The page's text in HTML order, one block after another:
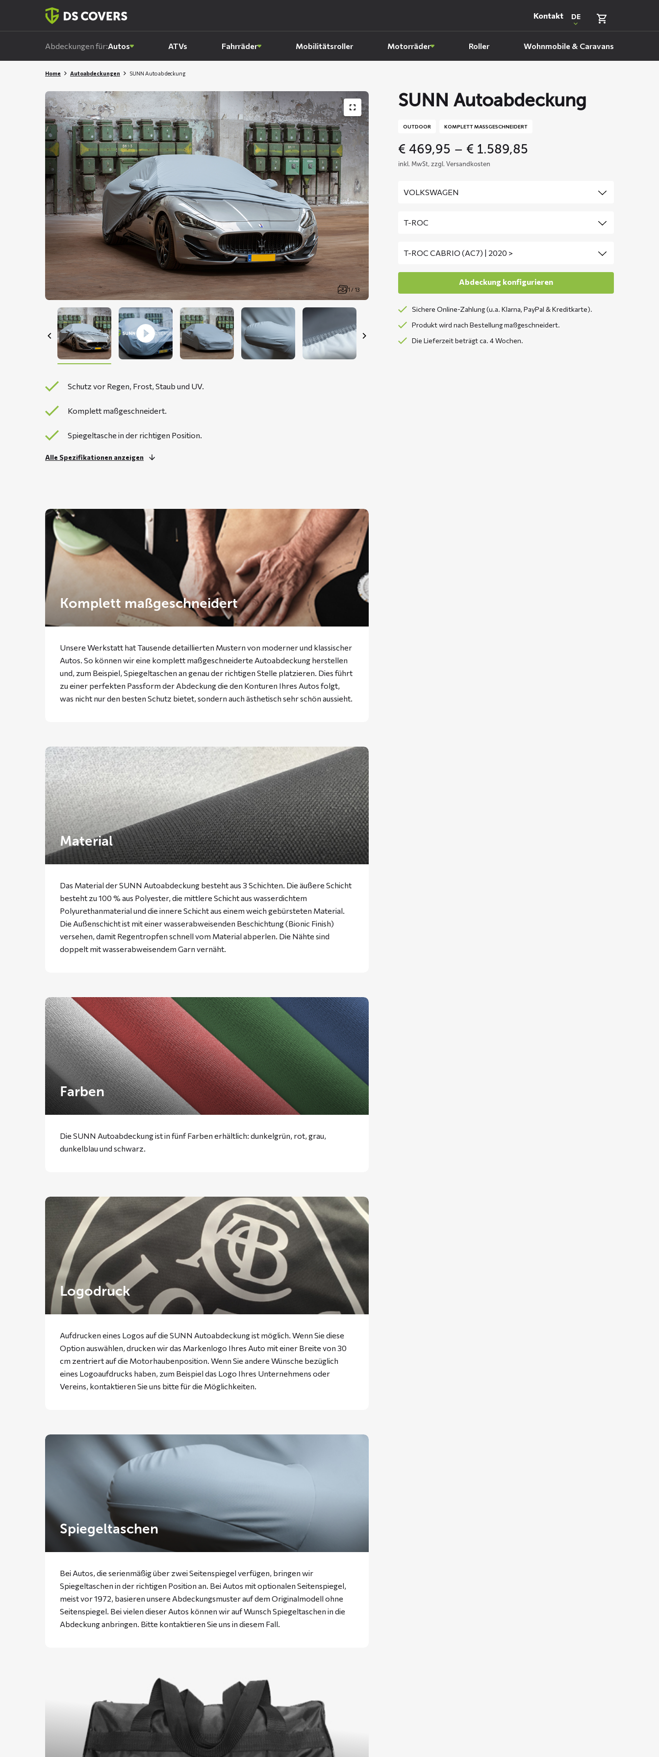
Kontakt
DE
Abdeckungen für:Autos ATVs Fahrräder Mobilitätsroller Motorräder Roller Wohnmobile & Caravans
Home Autoabdeckungen SUNN Autoabdeckung
1 / 13
Schutz vor Regen, Frost, Staub und UV.
Komplett maßgeschneidert.
Spiegeltasche in der richtigen Position.
Alle Spezifikationen anzeigen
SUNN Autoabdeckung
OUTDOOR KOMPLETT MASSGESCHNEIDERT
€ 469,95 – € 1.589,85
inkl. MwSt, zzgl. Versandkosten
Sichere Online-Zahlung (u.a. Klarna, PayPal & Kreditkarte).
Produkt wird nach Bestellung maßgeschneidert.
Die Lieferzeit beträgt ca. 4 Wochen.
Komplett maßgeschneidert
Unsere Werkstatt hat Tausende detaillierten Mustern von moderner und klassischer
Autos. So können wir eine komplett maßgeschneiderte Autoabdeckung herstellen
und, zum Beispiel, Spiegeltaschen an genau der richtigen Stelle platzieren. Dies führt
zu einer perfekten Passform der Abdeckung die den Konturen Ihres Autos folgt,
was nicht nur den besten Schutz bietet, sondern auch ästhetisch sehr schön aussieht.
Material
Das Material der SUNN Autoabdeckung besteht aus 3 Schichten. Die äußere Schicht
besteht zu 100 % aus Polyester, die mittlere Schicht aus wasserdichtem
Polyurethanmaterial und die innere Schicht aus einem weich gebürsteten Material.
Die Außenschicht ist mit einer wasserabweisenden Beschichtung (Bionic Finish)
versehen, damit Regentropfen schnell vom Material abperlen. Die Nähte sind
doppelt mit wasserabweisendem Garn vernäht.
Farben
Die SUNN Autoabdeckung ist in fünf Farben erhältlich: dunkelgrün, rot, grau,
dunkelblau und schwarz.
Logodruck
Aufdrucken eines Logos auf die SUNN Autoabdeckung ist möglich. Wenn Sie diese
Option auswählen, drucken wir das Markenlogo Ihres Auto mit einer Breite von 30
cm zentriert auf die Motorhaubenposition. Wenn Sie andere Wünsche bezüglich
eines Logoaufdrucks haben, zum Beispiel das Logo Ihres Unternehmens oder
Vereins, kontaktieren Sie uns bitte für die Möglichkeiten.
Spiegeltaschen
Bei Autos, die serienmäßig über zwei Seitenspiegel verfügen, bringen wir
Spiegeltaschen in der richtigen Position an. Bei Autos mit optionalen Seitenspiegel,
meist vor 1972, basieren unsere Abdeckungsmuster auf dem Originalmodell ohne
Seitenspiegel. Bei vielen dieser Autos können wir auf Wunsch Spiegeltaschen in die
Abdeckung anbringen. Bitte kontaktieren Sie uns in diesem Fall.